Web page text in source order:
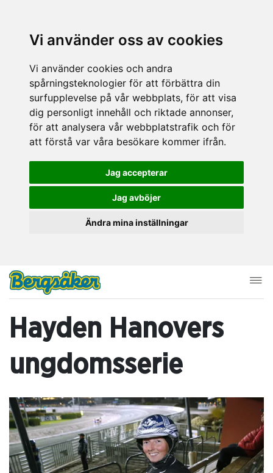
Vi använder oss av cookies
Vi använder cookies och andra
spårningsteknologier för att förbättra din
surfupplevelse på vår webbplats, för att visa
dig personligt innehåll och riktade annonser,
för att analysera vår webbplatstrafik och för
att förstå var våra besökare kommer ifrån.
Jag accepterar
Jag avböjer
Ändra mina inställningar
Hayden Hanovers
ungdomsserie